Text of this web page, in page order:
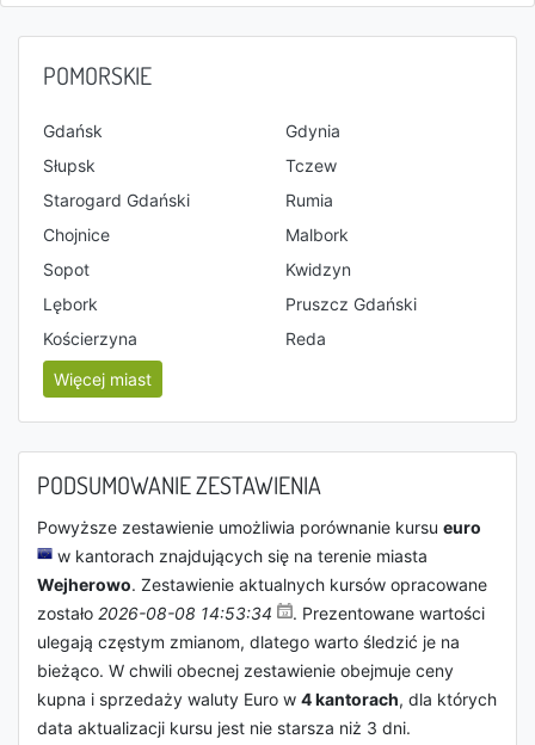
POMORSKIE
Gdańsk
Gdynia
Słupsk
Tczew
Starogard Gdański
Rumia
Chojnice
Malbork
Sopot
Kwidzyn
Lębork
Pruszcz Gdański
Kościerzyna
Reda
Więcej miast
PODSUMOWANIE ZESTAWIENIA
Powyższe zestawienie umożliwia porównanie kursu euro
w kantorach znajdujących się na terenie miasta
Wejherowo. Zestawienie aktualnych kursów opracowane
zostało 2026-08-08 14:53:34
. Prezentowane wartości
ulegają częstym zmianom, dlatego warto śledzić je na
bieżąco. W chwili obecnej zestawienie obejmuje ceny
kupna i sprzedaży waluty Euro w 4 kantorach, dla których
data aktualizacji kursu jest nie starsza niż 3 dni.